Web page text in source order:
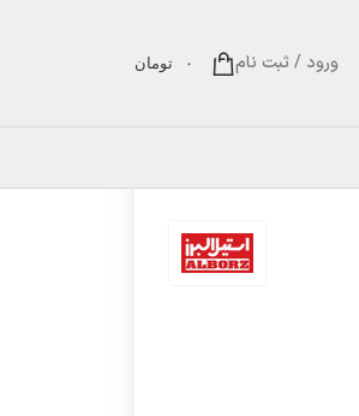
ورود / ثبت نام ۰ تومان